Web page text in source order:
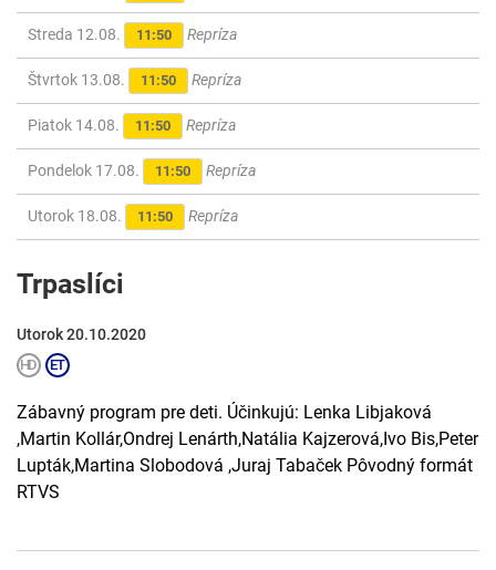
Streda 12.08. 11:50 Repríza
Štvrtok 13.08. 11:50 Repríza
Piatok 14.08. 11:50 Repríza
Pondelok 17.08. 11:50 Repríza
Utorok 18.08. 11:50 Repríza
Trpaslíci
Utorok 20.10.2020
Zábavný program pre deti. Účinkujú: Lenka Libjaková
,Martin Kollár,Ondrej Lenárth,Natália Kajzerová,Ivo Bis,Peter
Lupták,Martina Slobodová ,Juraj Tabaček Pôvodný formát
RTVS